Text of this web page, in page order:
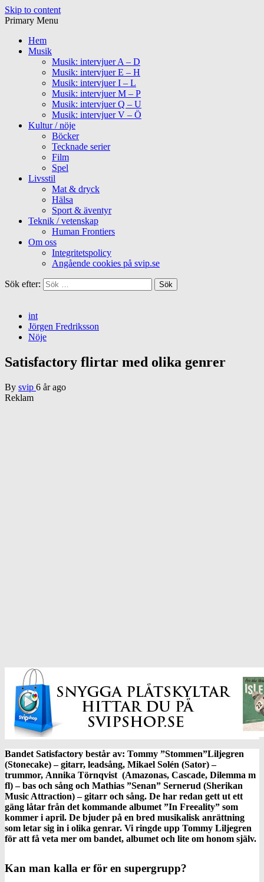
Skip to content
Primary Menu
Hem
Musik
Musik: intervjuer A – D
Musik: intervjuer E – H
Musik: intervjuer I – L
Musik: intervjuer M – P
Musik: intervjuer Q – U
Musik: intervjuer V – Ö
Kultur / nöje
Böcker
Tecknade serier
Film
Spel
Livsstil
Mat & dryck
Hälsa
Sport & äventyr
Teknik / vetenskap
Human Frontiers
Om oss
Integritetspolicy
Angående cookies på svip.se
Sök efter:
int
Jörgen Fredriksson
Nöje
Satisfactory flirtar med olika genrer
By svip 6 år ago
Reklam
Bandet Satisfactory består av: Tommy ”Stommen”Liljegren
(Stonecake) – gitarr, leadsång, Mikael Solén (Sator) –
trummor, Annika Törnqvist (Amazonas, Cascade, Dilemma m
fl) – bas och sång och Mathias ”Senan” Sernerud (Sherikan
Music Attraction) – gitarr och sång. De har redan gett ut ett
gäng låtar från det kommande albumet ”In Freeality” som
kommer i april. De bjuder på en bred musikalisk anrättning
som letar sig in i olika genrar. Vi ringde upp Tommy Liljegren
för att få veta mer om bandet, albumet och lite om honom själv.
Kan man kalla er för en supergrupp?